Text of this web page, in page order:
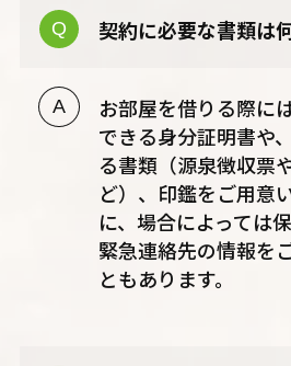
契約に必要な書類は
お部屋を借りる際に
できる身分証明書や
る書類（源泉徴収票
ど）、印鑑をご用意
に、場合によっては
緊急連絡先の情報を
ともあります。